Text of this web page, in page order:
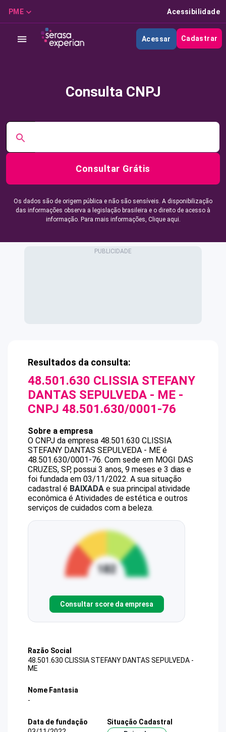
PME Acessibilidade
Acessar Cadastrar
Consulta CNPJ
Consultar Grátis
Os dados são de origem pública e não são sensíveis. A disponibilização
das informações observa a legislação brasileira e o direito de acesso à
informação. Para mais informações, Clique aqui.
Resultados da consulta:
48.501.630 CLISSIA STEFANY
DANTAS SEPULVEDA - ME -
CNPJ 48.501.630/0001-76
Sobre a empresa
O CNPJ da empresa 48.501.630 CLISSIA
STEFANY DANTAS SEPULVEDA - ME é
48.501.630/0001-76. Com sede em MOGI DAS
CRUZES, SP, possui 3 anos, 9 meses e 3 dias e
foi fundada em 03/11/2022. A sua situação
cadastral é BAIXADA e sua principal atividade
econômica é Atividades de estética e outros
serviços de cuidados com a beleza.
Consultar score da empresa
Razão Social
48.501.630 CLISSIA STEFANY DANTAS SEPULVEDA -
ME
Nome Fantasia
-
Data de fundação
Situação Cadastral